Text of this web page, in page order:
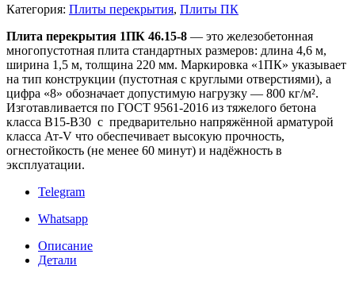
Категория: Плиты перекрытия, Плиты ПК
Плита перекрытия 1ПК 46.15-8 — это железобетонная
многопустотная плита стандартных размеров: длина 4,6 м,
ширина 1,5 м, толщина 220 мм. Маркировка «1ПК» указывает
на тип конструкции (пустотная с круглыми отверстиями), а
цифра «8» обозначает допустимую нагрузку — 800 кг/м².
Изготавливается по ГОСТ 9561-2016 из тяжелого бетона
класса B15-B30 с предварительно напряжённой арматурой
класса Ат‑V что обеспечивает высокую прочность,
огнестойкость (не менее 60 минут) и надёжность в
эксплуатации.
Telegram
Whatsapp
Описание
Детали